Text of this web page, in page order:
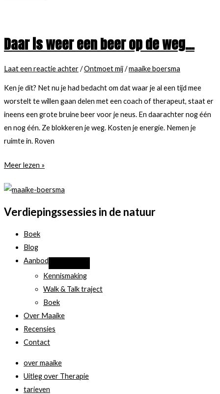
Je
niet
de
enige.
Daar is weer een beer op de weg…
Laat een reactie achter/Ontmoet mij/maaike boersma
Ken je dit? Net nu je had bedacht om dat waar je al een tijd mee
worstelt te willen gaan delen met een coach of therapeut, staat er
ineens een grote bruine beer voor je neus. En daarachter nog één
en nog één. Ze blokkeren je weg. Kosten je energie. Nemen je
ruimte in. Roven
Daar
weer
beer
Meer lezen »
Verdiepingssessies in de natuur
Boek
Blog
Aanbod
Kennismaking
Walk & Talk traject
Boek
Over Maaike
Recensies
Contact
over maaike
Uitleg over Therapie
tarieven